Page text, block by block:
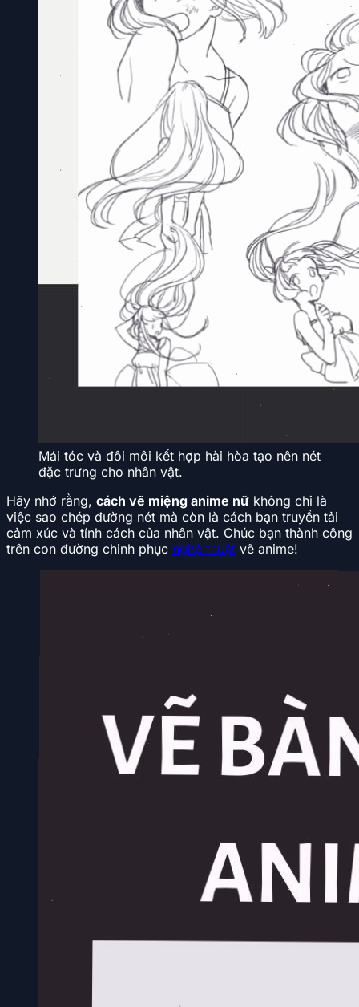
Mái tóc và đôi môi kết hợp hài hòa tạo nên nét
đặc trưng cho nhân vật.
Hãy nhớ rằng, cách vẽ miệng anime nữ không chỉ là
việc sao chép đường nét mà còn là cách bạn truyền tải
cảm xúc và tính cách của nhân vật. Chúc bạn thành công
trên con đường chinh phục nghệ thuật vẽ anime!